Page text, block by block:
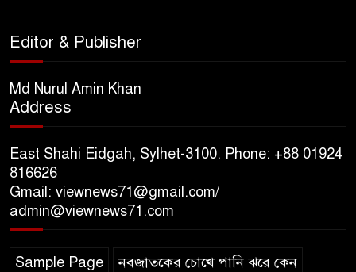
আয়োজন ‘শ্রাবনের মেঘগুলো’
গভীর শ্রদ্ধা নিবেদন
শতাংশই সিলেটি
হাসপাতালে ৩৫১ জন
Editor & Publisher
Md Nurul Amin Khan
Address
East Shahi Eidgah, Sylhet-3100. Phone: +88 01924
816626
Gmail: viewnews71@gmail.com/
admin@viewnews71.com
Sample Page নবজাতকের চোখে পানি ঝরে কেন